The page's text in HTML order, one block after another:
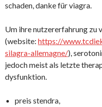
schaden, danke für viagra.
Um ihre nutzererfahrung zu
(website: https://
silagra-allemagne/),
jedoch meist als letzte
dysfunktion.
preis stendra,